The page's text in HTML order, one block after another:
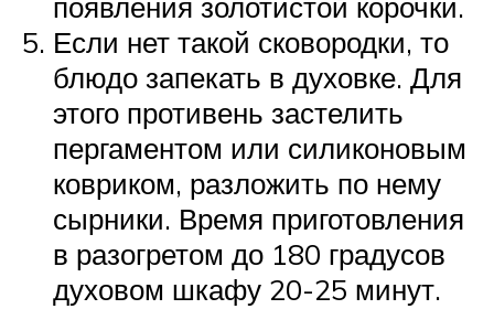
Если нет такой сковородки, то
блюдо запекать в духовке. Для
этого противень застелить
пергаментом или силиконовым
ковриком, разложить по нему
сырники. Время приготовления
в разогретом до 180 градусов
духовом шкафу 20-25 минут.